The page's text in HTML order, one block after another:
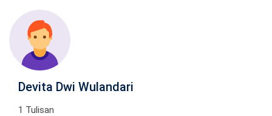
Devita Dwi Wulandari
1 Tulisan